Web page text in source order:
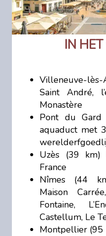
IN
Villeneuve-
Saint André,
Monastère
Pont du
aquaduct met
Uzès (39
France
Nîmes (44
Maison
Fontaine,
Castellum, Le
Montpellier (95